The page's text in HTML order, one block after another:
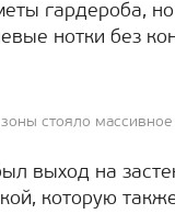
гардероба,
нотки без
стояло массивное
выход на
которую